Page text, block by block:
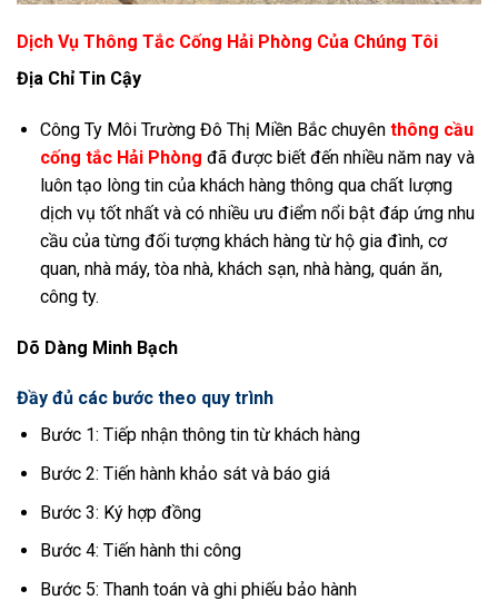
Dịch Vụ Thông Tắc Cống Hải Phòng Của Chúng Tôi
Địa Chỉ Tin Cậy
Công Ty Môi Trường Đô Thị Miền Bắc chuyên thông cầu
cống tắc Hải Phòng đã được biết đến nhiều năm nay và
luôn tạo lòng tin của khách hàng thông qua chất lượng
dịch vụ tốt nhất và có nhiều ưu điểm nổi bật đáp ứng nhu
cầu của từng đối tượng khách hàng từ hộ gia đình, cơ
quan, nhà máy, tòa nhà, khách sạn, nhà hàng, quán ăn,
công ty.
Dõ Dàng Minh Bạch
Đầy đủ các bước theo quy trình
Bước 1: Tiếp nhận thông tin từ khách hàng
Bước 2: Tiến hành khảo sát và báo giá
Bước 3: Ký hợp đồng
Bước 4: Tiến hành thi công
Bước 5: Thanh toán và ghi phiếu bảo hành